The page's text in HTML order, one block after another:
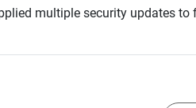
multiple security updates to